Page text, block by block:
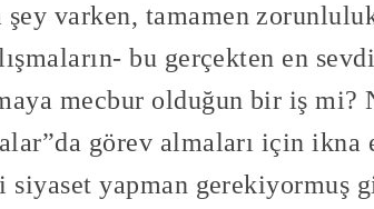
varken, tamamen
bu gerçekten en
mecbur olduğun bir iş mi?
görev almaları için ikna
siyaset yapman gerekiyormuş